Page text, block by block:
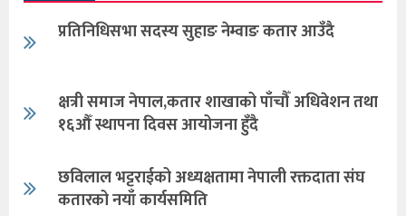
प्रतिनिधिसभा सदस्य सुहाङ नेम्वाङ कतार आउँदै
क्षत्री समाज नेपाल,कतार शाखाको पाँचौँ अधिवेशन तथा
१६औँ स्थापना दिवस आयोजना हुँदै
छविलाल भट्टराईको अध्यक्षतामा नेपाली रक्तदाता संघ
कतारको नयाँ कार्यसमिति